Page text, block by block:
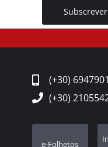
Subscrever
(+30)
(+30)
e-Folhetos